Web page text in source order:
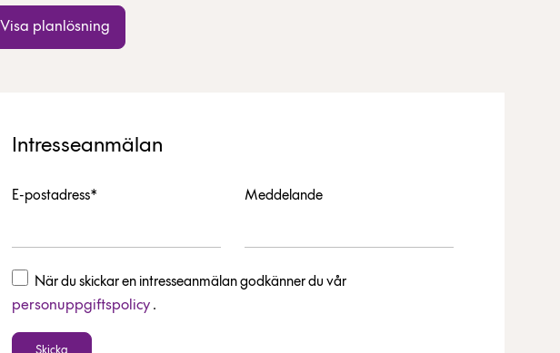
Visa planlösning
Intresseanmälan
E-postadress* Meddelande
När du skickar en intresseanmälan godkänner du vår
personuppgiftspolicy .